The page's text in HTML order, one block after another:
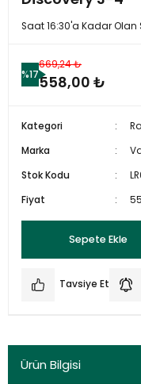
Saat 16:30'a Kadar Olan
%17
669,24 ₺
558,00 ₺
Kategori
Marka
Stok Kodu
Fiyat
Sepete Ekle
Tavsiye Et
Ürün Bilgisi